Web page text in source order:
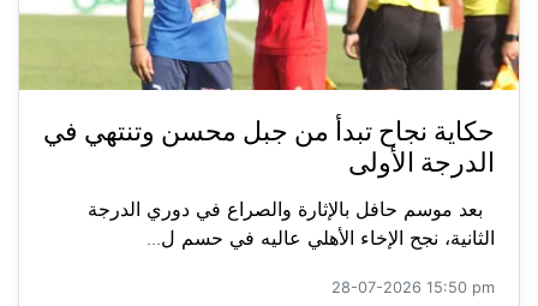
حكاية نجاح تبدأ من جبل محسن وتنتهي في
الدرجة الأولى
بعد موسم حافل بالإثارة والصراع في دوري الدرجة
الثانية، نجح الإخاء الأهلي عاليه في حسم ل...
28-07-2026 15:50 pm